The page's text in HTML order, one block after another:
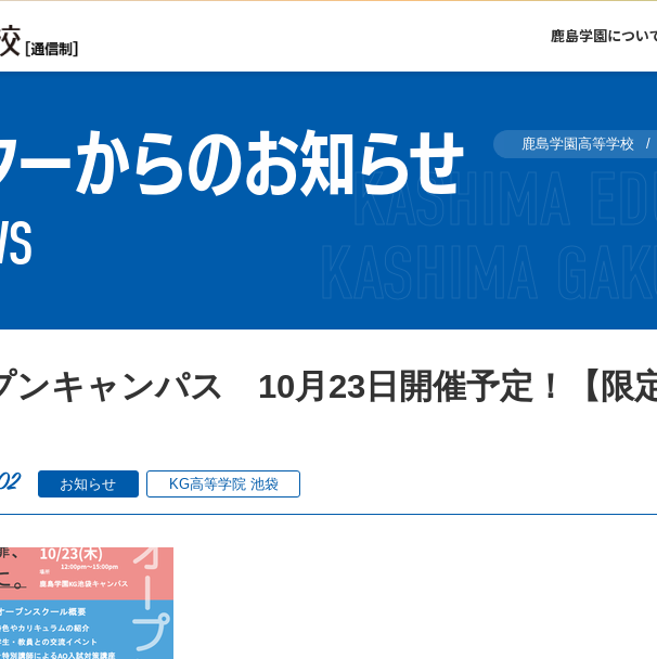
鹿島学園につい
ーからのお知らせ 鹿島学園高等学校
ンキャンパス 10月23日開催予定！【限
お知らせ KG高等学院 池袋